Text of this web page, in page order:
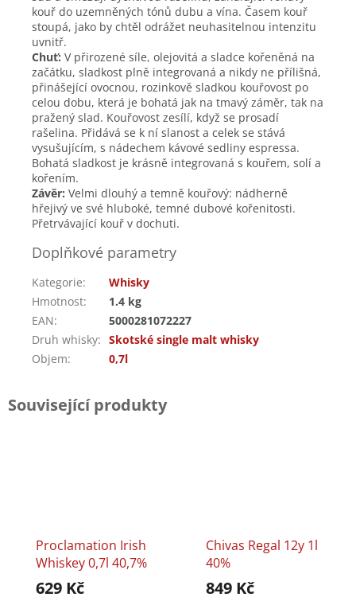
kouř do uzemněných tónů dubu a vína. Časem kouř
stoupá, jako by chtěl odrážet neuhasitelnou intenzitu
uvnitř.
Chuť: V přirozené síle, olejovitá a sladce kořeněná na
začátku, sladkost plně integrovaná a nikdy ne přílišná,
přinášející ovocnou, rozinkově sladkou kouřovost po
celou dobu, která je bohatá jak na tmavý záměr, tak na
pražený slad. Kouřovost zesílí, když se prosadí
rašelina. Přidává se k ní slanost a celek se stává
vysušujícím, s nádechem kávové sedliny espressa.
Bohatá sladkost je krásně integrovaná s kouřem, solí a
kořením.
Závěr: Velmi dlouhý a temně kouřový: nádherně
hřejivý ve své hluboké, temné dubové kořenitosti.
Přetrvávající kouř v dochuti.
Doplňkové parametry
Kategorie:
Whisky
Hmotnost:
1.4 kg
EAN:
5000281072227
Druh whisky: Skotské single malt whisky
Objem: 0,7l
Související produkty
Proclamation Irish
Whiskey 0,7l 40,7%
629 Kč
Chivas Regal 12y 1l
40%
849 Kč